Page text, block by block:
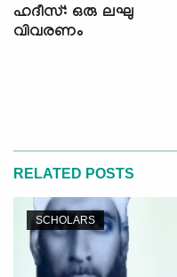
ഹദീസ്: ഒരു ലഘു
വിവരണം
RELATED POSTS
SCHOLARS